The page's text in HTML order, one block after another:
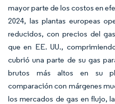
mayor parte de los costos en
2024, las plantas europeas
reducidos, con precios del
que en EE. UU.,
cubrió una parte de su gas
brutos más altos en su
comparación con márgenes
los mercados de gas en flujo,